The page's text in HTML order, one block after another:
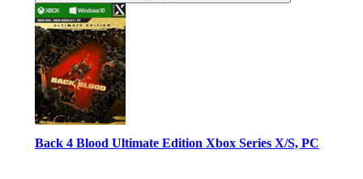
Back 4 Blood Ultimate Edition Xbox Series X/S, PC